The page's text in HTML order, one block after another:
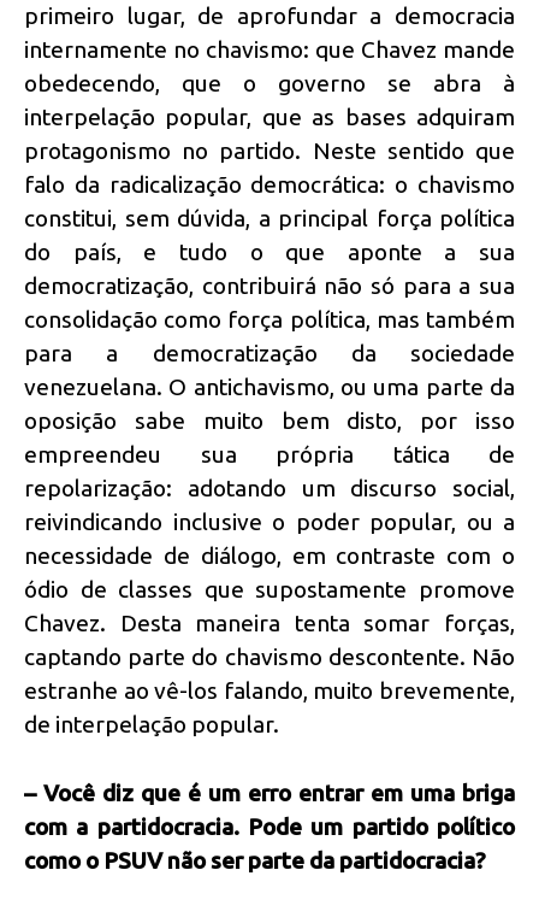
primeiro lugar, de aprofundar a democracia
internamente no chavismo: que Chavez mande
obedecendo, que o governo se abra à
interpelação popular, que as bases adquiram
protagonismo no partido. Neste sentido que
falo da radicalização democrática: o chavismo
constitui, sem dúvida, a principal força política
do país, e tudo o que aponte a sua
democratização, contribuirá não só para a sua
consolidação como força política, mas também
para a democratização da sociedade
venezuelana. O antichavismo, ou uma parte da
oposição sabe muito bem disto, por isso
empreendeu sua própria tática de
repolarização: adotando um discurso social,
reivindicando inclusive o poder popular, ou a
necessidade de diálogo, em contraste com o
ódio de classes que supostamente promove
Chavez. Desta maneira tenta somar forças,
captando parte do chavismo descontente. Não
estranhe ao vê-los falando, muito brevemente,
de interpelação popular.
– Você diz que é um erro entrar em uma briga
com a partidocracia. Pode um partido político
como o PSUV não ser parte da partidocracia?